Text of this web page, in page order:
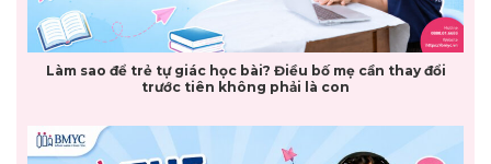
Làm sao để trẻ tự giác học bài? Điều bố mẹ cần thay đổi
trước tiên không phải là con